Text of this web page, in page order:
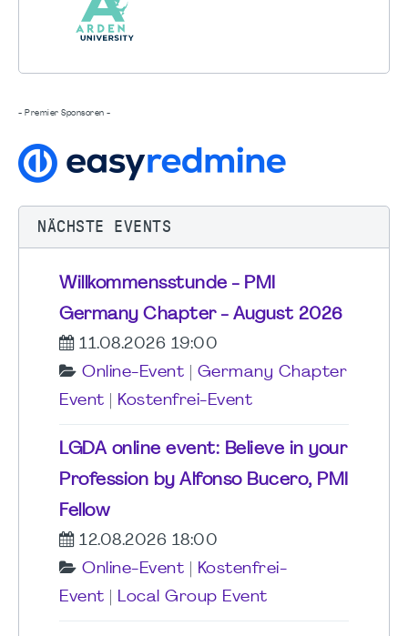
- Premier Sponsoren -
NÄCHSTE EVENTS
Willkommensstunde - PMI
Germany Chapter - August 2026
11.08.2026 19:00
Online-Event
Germany Chapter
Event
Kostenfrei-Event
LGDA online event: Believe in your
Profession by Alfonso Bucero, PMI
Fellow
12.08.2026 18:00
Online-Event
Kostenfrei-
Event
Local Group Event